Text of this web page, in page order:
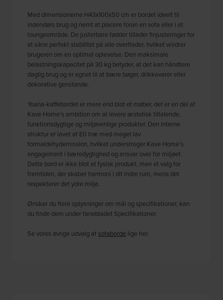
Med dimensionerne H43x100x50 cm er bordet ideelt til
indendørs brug og nemt at placere foran en sofa eller i et
loungeområde. De justerbare fødder tillader finjusteringer for
at sikre perfekt stabilitet på alle overflader, hvilket wirdrer
brugeren om en optimal oplevelse. Den maksimale
belastningskapacitet på 30 kg betyder, at det kan håndtere
daglig brug og er egnet til at bære bøger, drikkevarer eller
dekorative genstande.
Yoana-kaffebordet er mere end blot et møbel; det er en del af
Kave Home’s ambition om at levere æstetisk tiltalende,
funktionsdygtige og miljøvenlige produkter. Den interne
struktur er lavet af E0 træ med meget lav
formaldehydemission, hvilket understreger Kave Home’s
engagement i bæredygtighed og ansvar over for miljøet.
Dette bord er ikke blot et fysisk produkt, men et valg for
fremtiden, der skaber harmoni i dit indre rum, mens det
respekterer det ydre miljø.
Ønsker du flere oplysninger om mål og specifikationer, kan
du finde dem under fanebladet Specifikationer.
Se vores øvrige udvalg af sofaborde lige her.